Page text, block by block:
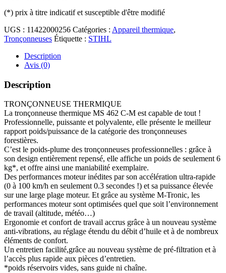
(*) prix à titre indicatif et susceptible d'être modifié
UGS : 11422000256 Catégories : Appareil thermique,
Tronçonneuses Étiquette : STIHL
Description
Avis (0)
Description
TRONÇONNEUSE THERMIQUE
La tronçonneuse thermique MS 462 C-M est capable de tout !
Professionnelle, puissante et polyvalente, elle présente le meilleur
rapport poids/puissance de la catégorie des tronçonneuses
forestières.
C’est le poids-plume des tronçonneuses professionnelles : grâce à
son design entièrement repensé, elle affiche un poids de seulement 6
kg*, et offre ainsi une maniabilité exemplaire.
Des performances moteur inédites par son accélération ultra-rapide
(0 à 100 km/h en seulement 0.3 secondes !) et sa puissance élevée
sur une large plage moteur. Et grâce au système M-Tronic, les
performances moteur sont optimisées quel que soit l’environnement
de travail (altitude, météo…)
Ergonomie et confort de travail accrus grâce à un nouveau système
anti-vibrations, au réglage étendu du débit d’huile et à de nombreux
éléments de confort.
Un entretien facilité,grâce au nouveau système de pré-filtration et à
l’accès plus rapide aux pièces d’entretien.
*poids réservoirs vides, sans guide ni chaîne.